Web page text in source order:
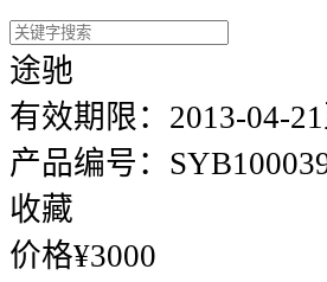
途驰
有效期限： 2013-04-
产品编号：
收藏
价格¥3000